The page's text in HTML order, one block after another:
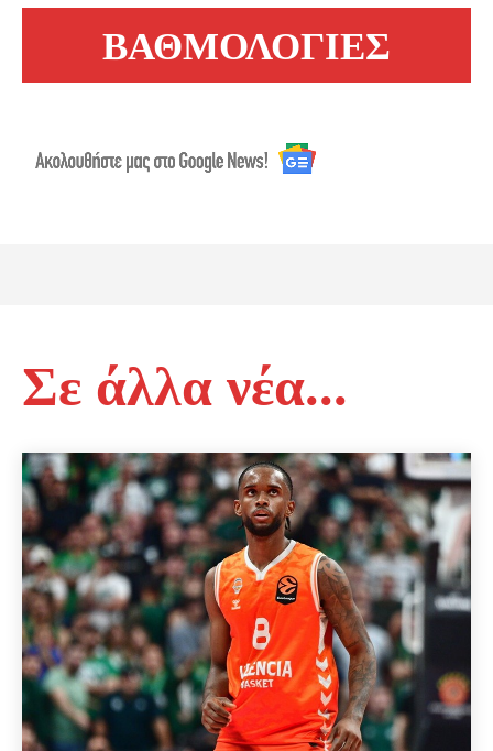
ΒΑΘΜΟΛΟΓΙΕΣ
Σε άλλα νέα...